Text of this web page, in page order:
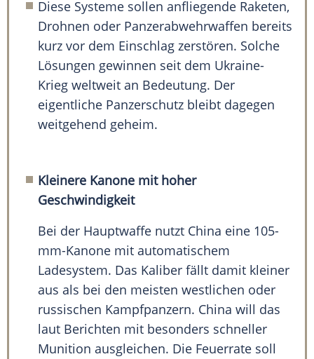
Diese Systeme sollen anfliegende Raketen,
Drohnen oder Panzerabwehrwaffen bereits
kurz vor dem Einschlag zerstören. Solche
Lösungen gewinnen seit dem Ukraine-
Krieg weltweit an Bedeutung. Der
eigentliche Panzerschutz bleibt dagegen
weitgehend geheim.
Kleinere Kanone mit hoher
Geschwindigkeit
Bei der Hauptwaffe nutzt China eine 105-
mm-Kanone mit automatischem
Ladesystem. Das Kaliber fällt damit kleiner
aus als bei den meisten westlichen oder
russischen Kampfpanzern. China will das
laut Berichten mit besonders schneller
Munition ausgleichen. Die Feuerrate soll